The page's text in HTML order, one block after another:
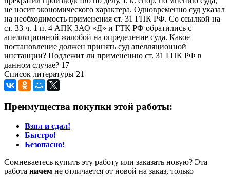
не носит экономического характера. Одновременно суд указал
на необходимость применения ст. 31 ГПК РФ. Со ссылкой на
ст. 33 ч. 1 п. 4 АПК ЗАО «Д» и ГТК РФ обратились с
апелляционной жалобой на определение суда. Какое
постановление должен принять суд апелляционной
инстанции? Подлежит ли применению ст. 31 ГПК РФ в
данном случае? 17
Список литературы 21
Преимущества покупки этой работы:
Взял и сдал!
Быстро!
Безопасно!
Сомневаетесь купить эту работу или заказать новую? Эта
работа ничем не отличается от новой на заказ, только